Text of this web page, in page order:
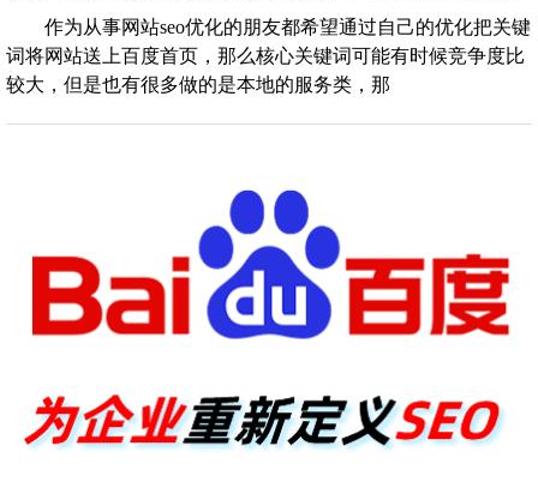
作为从事网站seo优化的朋友都希望通过自己的优化把关键
词将网站送上百度首页，那么核心关键词可能有时候竞争度比
较大，但是也有很多做的是本地的服务类，那